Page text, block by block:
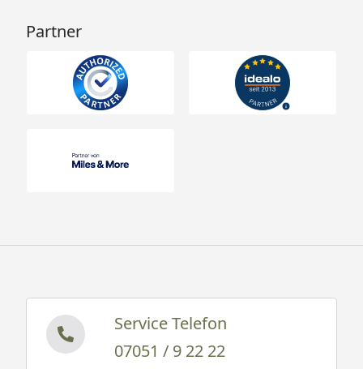
Partner
Service Telefon
07051 / 9 22 22